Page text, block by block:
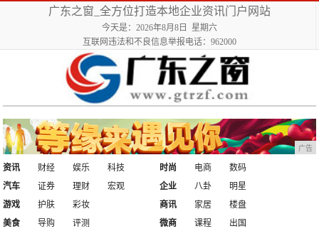
广东之窗_全方位打造本地企业资讯门户网站
今天是：2026年8月8日 星期六
互联网违法和不良信息举报电话：962000
广告
资讯 财经 娱乐
科技
汽车
证券 理财 宏观
时尚 电商
数码
企业
八卦
明星
游戏
护肤
彩妆
美食
导购 评测
商讯 家居
楼盘
微商
课程
出国